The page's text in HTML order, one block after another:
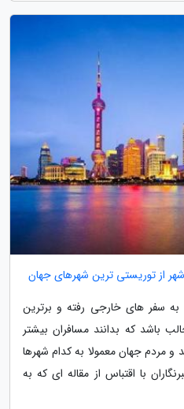
سفر های خارجی رفته و برترین
باشد که بدانند مسافران بیشتر
و مردم جهان معمولا به کدام شهرها
با اقتباس از مقاله ای که به